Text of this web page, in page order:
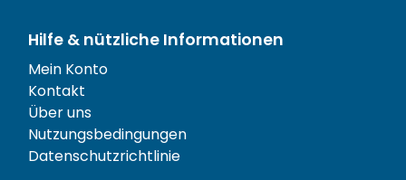
Hilfe & nützliche Informationen
Mein Konto
Kontakt
Über uns
Nutzungsbedingungen
Datenschutzrichtlinie